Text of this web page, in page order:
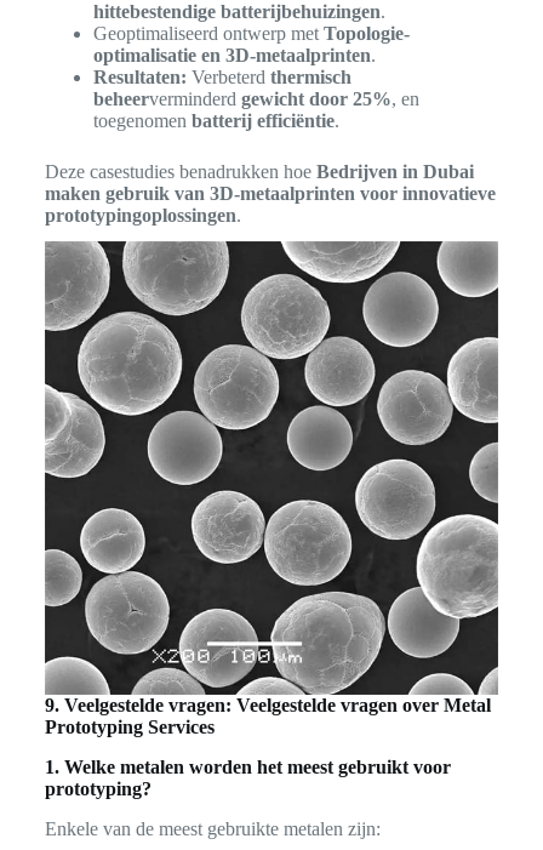
hittebestendige batterijbehuizingen.
Geoptimaliseerd ontwerp met Topologie-
optimalisatie en 3D-metaalprinten.
Resultaten: Verbeterd thermisch
beheerverminderd gewicht door 25%, en
toegenomen batterij efficiëntie.
Deze casestudies benadrukken hoe Bedrijven in Dubai
maken gebruik van 3D-metaalprinten voor innovatieve
prototypingoplossingen.
9. Veelgestelde vragen: Veelgestelde vragen over Metal
Prototyping Services
1. Welke metalen worden het meest gebruikt voor
prototyping?
Enkele van de meest gebruikte metalen zijn: